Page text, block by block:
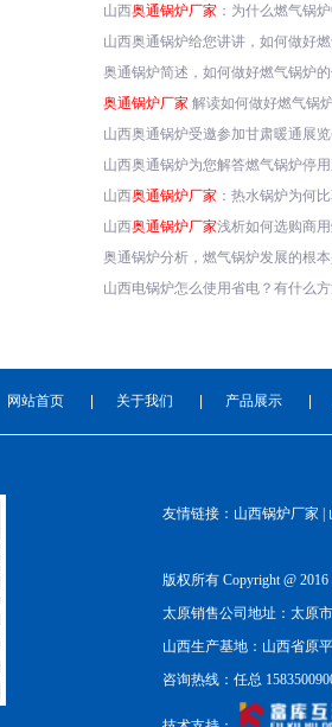
山西奥通锅炉厂家 ：为什么燃气锅
山西奥通锅炉给您讲讲，如何做好
奥通锅炉简述，如何做好燃气锅炉的
奥通锅炉厂家 解读如何做好燃气锅
山西奥通锅炉受邀参加甘肃暖通展
山西奥通锅炉为您解答燃气锅炉停
山西奥通锅炉厂家 ：热水锅炉为何
山西奥通锅炉厂家浅析如何选购商
奥通锅炉分析，燃气锅炉发展的根本
山西电锅炉怎么使用省电？有什么
网站首页 关于我们 产品展示
友情链接：山西锅炉厂家 |
版权所有 Copyright @
太原销售公司地址：太原
山西生产基地：山西省原
咨询热线：任总